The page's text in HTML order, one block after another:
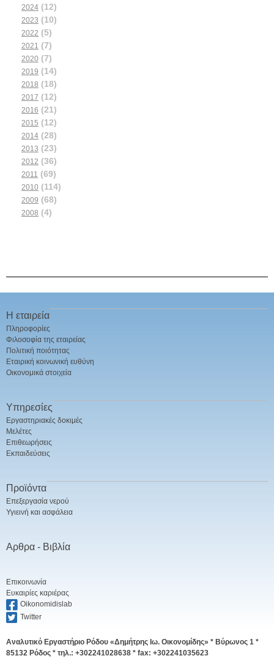
2024 (12)
2023 (10)
2022 (5)
2021 (7)
2020 (7)
2019 (14)
2018 (18)
2017 (12)
2016 (21)
2015 (12)
2014 (28)
2013 (23)
2012 (36)
2011 (69)
2010 (114)
2009 (68)
2008 (4)
Η εταιρεία
Πληροφορίες
Φιλοσοφία της εταιρείας
Πολιτική ποιότητας
Εταιρική κοινωνική ευθύνη
Οικονομικά στοιχεία
Υπηρεσίες
Εργαστηριακές δοκιμές
Μελέτες
Επιθεωρήσεις
Εκπαιδεύσεις
Προϊόντα
Επεξεργασία νερού
Υγιεινή και ασφάλεια
Αρθρα - Βιβλία
Επικοινωνία
Ευκαιρίες καριέρας
Oikonomidislab
Twitter
Αναλυτικό Εργαστήριο Ρόδου «Δημήτρης Ιω. Οικονομίδης» * Βύρωνος 1 *
85132 Ρόδος * τηλ.: +302241028638 * fax: +302241035623